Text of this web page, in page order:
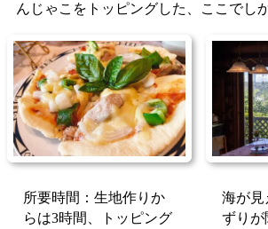
んじゃこをトッピングした、ここでし
所要時間：生地作りか
らは3時間、トッピング
海が見
ずりが